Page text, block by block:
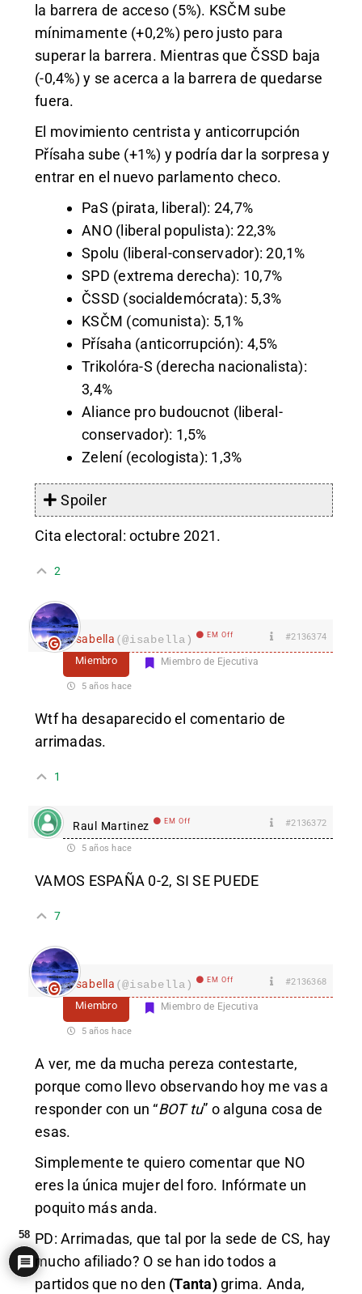
la barrera de acceso (5%). KSČM sube
mínimamente (+0,2%) pero justo para
superar la barrera. Mientras que ČSSD baja
(-0,4%) y se acerca a la barrera de quedarse
fuera.
El movimiento centrista y anticorrupción
Přísaha sube (+1%) y podría dar la sorpresa y
entrar en el nuevo parlamento checo.
PaS (pirata, liberal): 24,7%
ANO (liberal populista): 22,3%
Spolu (liberal-conservador): 20,1%
SPD (extrema derecha): 10,7%
ČSSD (socialdemócrata): 5,3%
KSČM (comunista): 5,1%
Přísaha (anticorrupción): 4,5%
Trikolóra-S (derecha nacionalista):
3,4%
Aliance pro budoucnot (liberal-
conservador): 1,5%
Zelení (ecologista): 1,3%
Spoiler
Cita electoral: octubre 2021.
2
isabella (@isabella) EM Off #2136374
Miembro Miembro de Ejecutiva
5 años hace
Wtf ha desaparecido el comentario de
arrimadas.
1
Raul Martinez EM Off #2136372
5 años hace
VAMOS ESPAÑA 0-2, SI SE PUEDE
7
isabella (@isabella) EM Off #2136368
Miembro Miembro de Ejecutiva
5 años hace
A ver, me da mucha pereza contestarte,
porque como llevo observando hoy me vas a
responder con un “BOT tu” o alguna cosa de
esas.
Simplemente te quiero comentar que NO
eres la única mujer del foro. Infórmate un
poquito más anda.
PD: Arrimadas, que tal por la sede de CS, hay
mucho afiliado? O se han ido todos a
partidos que no den (Tanta) grima. Anda,
58